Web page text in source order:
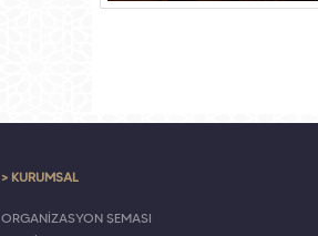
> KURUMSAL
ORGANİZASYON ŞEMASI